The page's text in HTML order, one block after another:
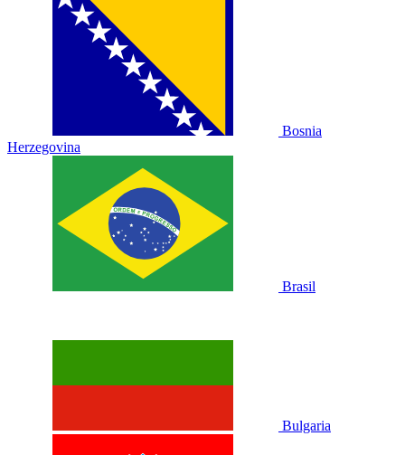
Bosnia
Herzegovina
Brasil
Bulgaria